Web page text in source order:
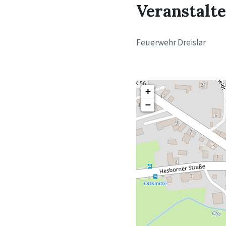
Feuerwehr Dreislar
+
−